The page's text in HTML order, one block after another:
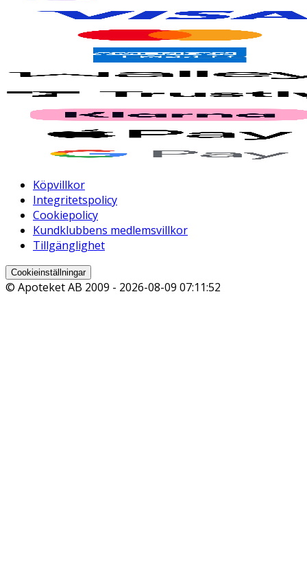
Köpvillkor
Integritetspolicy
Cookiepolicy
Kundklubbens medlemsvillkor
Tillgänglighet
Cookieinställningar
© Apoteket AB 2009 - 2026-08-09 07:11:52